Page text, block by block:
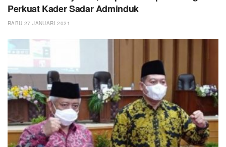
Perkuat Kader Sadar Adminduk
RABU 27 JANUARI 2021